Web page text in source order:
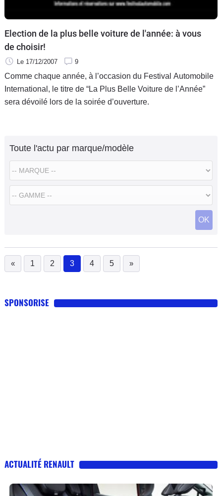
Election de la plus belle voiture de l'année: à vous
de choisir!
Le 17/12/2007 9
Comme chaque année, à l’occasion du Festival Automobile
International, le titre de “La Plus Belle Voiture de l’Année”
sera dévoilé lors de la soirée d’ouverture.
Toute l'actu par marque/modèle
OK
« 1 2 3
(current)
4 5 »
SPONSORISE
ACTUALITÉ RENAULT